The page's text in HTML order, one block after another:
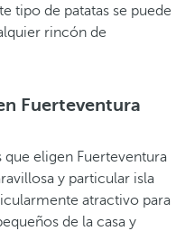
tipo de patatas se puede
rincón de
Fuerteventura
eligen Fuerteventura
y particular isla
atractivo para
de la casa y